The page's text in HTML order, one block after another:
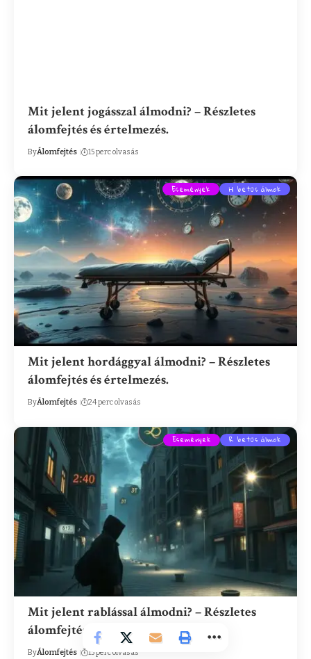
Mit jelent jogásszal álmodni? – Részletes
álomfejtés és értelmezés.
ByÁlomfejtés 15 perc olvasás
Események H betűs álmok
Mit jelent hordággyal álmodni? – Részletes
álomfejtés és értelmezés.
ByÁlomfejtés 24 perc olvasás
Események R betűs álmok
Mit jelent rablással álmodni? – Részletes
álomfejtés és értelmezés.
ByÁlomfejtés 15 perc olvasás